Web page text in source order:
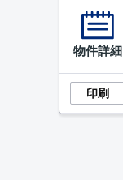
物件詳細
印刷